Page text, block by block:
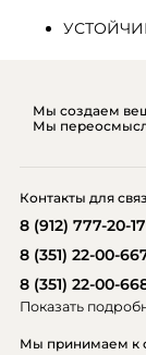
Мы создаем
Мы
Мы принимаем к
Контакты для
8 (912) 777-20-17
8 (351) 22-00-
8 (351) 22-00-
Показать